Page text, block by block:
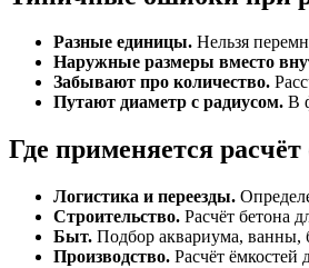
Разные единицы. Нельзя
Наружные размеры вместо
Забывают про количество.
Путают диаметр с радиусом. В
Где применяется расчёт
Логистика и переезды.
Строительство. Расчёт бетона
Быт. Подбор аквариума, ванны,
Производство. Расчёт